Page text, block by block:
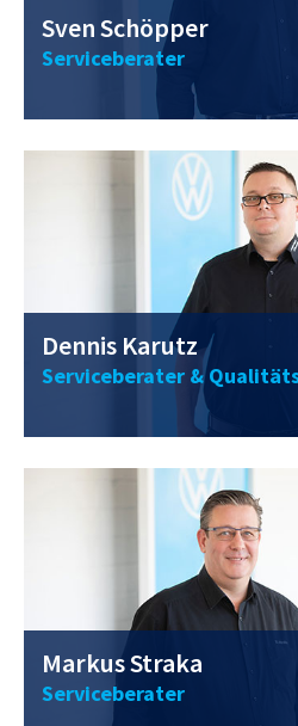
Sven Schöpper
Serviceberater
0211 / 40 56
Dennis Karutz
Serviceberater &
0211 / 40 56
Markus Straka
Serviceberater
0211 / 40 56